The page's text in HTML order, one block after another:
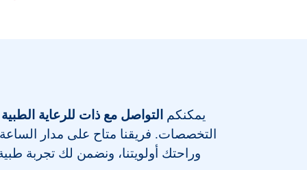
يمكنكم
التواصل مع ذات للرعاية الطبية
التخصصات. فريقنا متاح على مدار
وراحتك أولويتنا، ونضمن لك تجربة